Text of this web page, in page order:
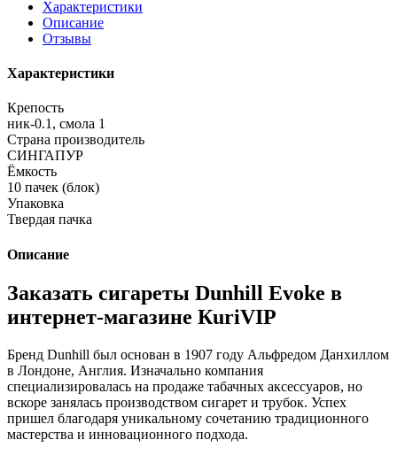
Харaктеристики
Описание
Отзывы
Характеристики
Крепость
ник-0.1, смола 1
Страна производитель
СИНГАПУР
Ёмкость
10 пачек (блок)
Упаковка
Твердая пачка
Описание
Заказать сигареты Dunhill Evoke в
интернет-магазине КuriVIP
Бренд Dunhill был основан в 1907 году Альфредом Данхиллом
в Лондоне, Англия. Изначально компания
специализировалась на продаже табачных аксессуаров, но
вскоре занялась производством сигарет и трубок. Успех
пришел благодаря уникальному сочетанию традиционного
мастерства и инновационного подхода.